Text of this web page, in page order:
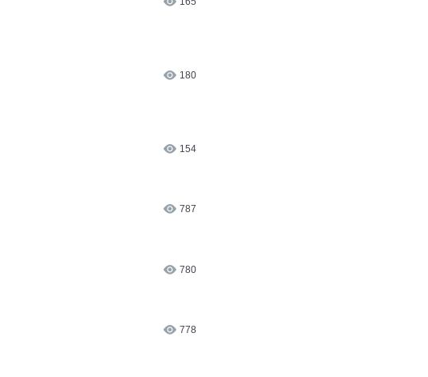
180
154
787
780
778